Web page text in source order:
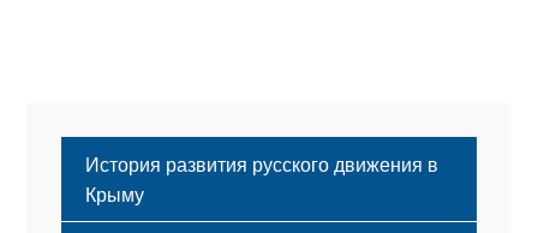
История развития русского движения в
Крыму